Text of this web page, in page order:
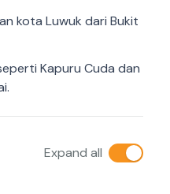
kota Luwuk dari Bukit
Kapuru Cuda dan
Expand all